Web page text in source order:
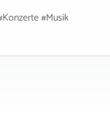
#Musik